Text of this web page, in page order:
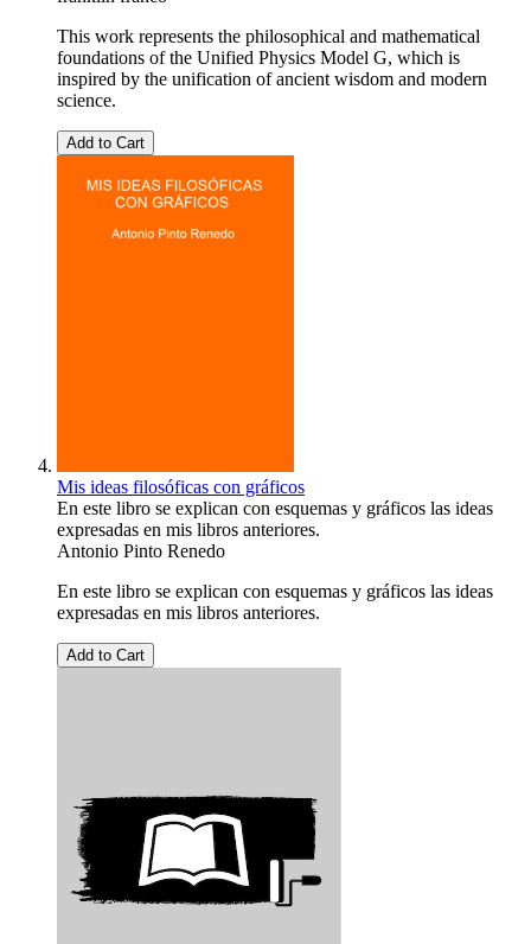
This work represents the philosophical and mathematical
foundations of the Unified Physics Model G, which is
inspired by the unification of ancient wisdom and modern
science.
Add to Cart
Mis ideas filosóficas con gráficos
En este libro se explican con esquemas y gráficos las ideas
expresadas en mis libros anteriores.
Antonio Pinto Renedo
En este libro se explican con esquemas y gráficos las ideas
expresadas en mis libros anteriores.
Add to Cart